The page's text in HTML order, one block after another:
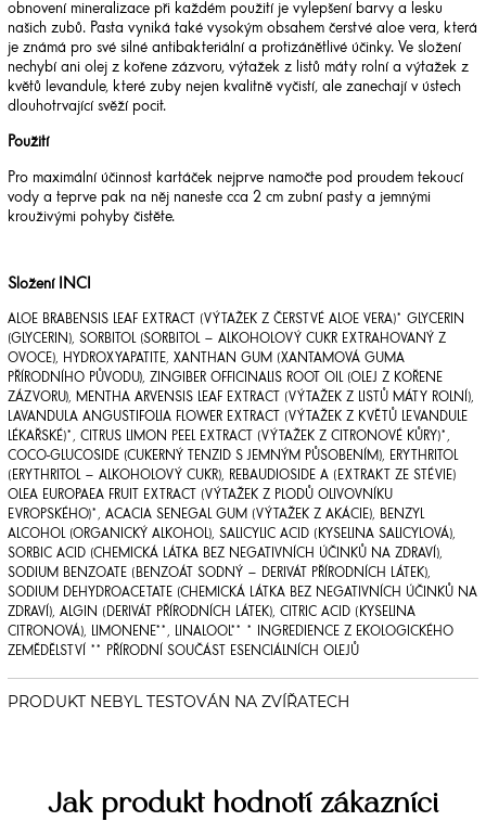
obnovení mineralizace při každém použití je vylepšení barvy a lesku
našich zubů. Pasta vyniká také vysokým obsahem čerstvé aloe vera, která
je známá pro své silné antibakteriální a protizánětlivé účinky. Ve složení
nechybí ani olej z kořene zázvoru, výtažek z listů máty rolní a výtažek z
květů levandule, které zuby nejen kvalitně vyčistí, ale zanechají v ústech
dlouhotrvající svěží pocit.
Použití
Pro maximální účinnost kartáček nejprve namočte pod proudem tekoucí
vody a teprve pak na něj naneste cca 2 cm zubní pasty a jemnými
krouživými pohyby čistěte.
Složení INCI
ALOE BRABENSIS LEAF EXTRACT (VÝTAŽEK Z ČERSTVÉ ALOE VERA)* GLYCERIN
(GLYCERIN), SORBITOL (SORBITOL – ALKOHOLOVÝ CUKR EXTRAHOVANÝ Z
OVOCE), HYDROXYAPATITE, XANTHAN GUM (XANTAMOVÁ GUMA
PŘÍRODNÍHO PŮVODU), ZINGIBER OFFICINALIS ROOT OIL (OLEJ Z KOŘENE
ZÁZVORU), MENTHA ARVENSIS LEAF EXTRACT (VÝTAŽEK Z LISTŮ MÁTY ROLNÍ),
LAVANDULA ANGUSTIFOLIA FLOWER EXTRACT (VÝTAŽEK Z KVĚTŮ LEVANDULE
LÉKAŘSKÉ)*, CITRUS LIMON PEEL EXTRACT (VÝTAŽEK Z CITRONOVÉ KŮRY)*,
COCO-GLUCOSIDE (CUKERNÝ TENZID S JEMNÝM PŮSOBENÍM), ERYTHRITOL
(ERYTHRITOL – ALKOHOLOVÝ CUKR), REBAUDIOSIDE A (EXTRAKT ZE STÉVIE)
OLEA EUROPAEA FRUIT EXTRACT (VÝTAŽEK Z PLODŮ OLIVOVNÍKU
EVROPSKÉHO)*, ACACIA SENEGAL GUM (VÝTAŽEK Z AKÁCIE), BENZYL
ALCOHOL (ORGANICKÝ ALKOHOL), SALICYLIC ACID (KYSELINA SALICYLOVÁ),
SORBIC ACID (CHEMICKÁ LÁTKA BEZ NEGATIVNÍCH ÚČINKŮ NA ZDRAVÍ),
SODIUM BENZOATE (BENZOÁT SODNÝ – DERIVÁT PŘÍRODNÍCH LÁTEK),
SODIUM DEHYDROACETATE (CHEMICKÁ LÁTKA BEZ NEGATIVNÍCH ÚČINKŮ NA
ZDRAVÍ), ALGIN (DERIVÁT PŘÍRODNÍCH LÁTEK), CITRIC ACID (KYSELINA
CITRONOVÁ), LIMONENE**, LINALOOL** * INGREDIENCE Z EKOLOGICKÉHO
ZEMĚDĚLSTVÍ ** PŘÍRODNÍ SOUČÁST ESENCIÁLNÍCH OLEJŮ
Jak produkt hodnotí zákazníci